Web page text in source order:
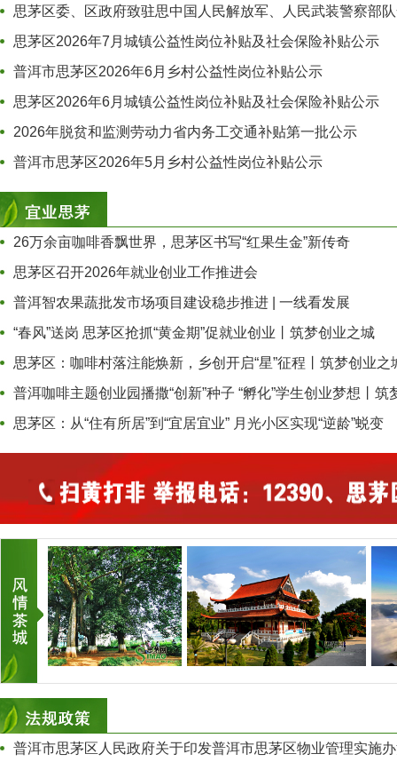
思茅区委、区政府致驻思中国人民解放军、人民武装警察部
思茅区2026年7月城镇公益性岗位补贴及社会保险补贴公示
普洱市思茅区2026年6月乡村公益性岗位补贴公示
思茅区2026年6月城镇公益性岗位补贴及社会保险补贴公示
2026年脱贫和监测劳动力省内务工交通补贴第一批公示
普洱市思茅区2026年5月乡村公益性岗位补贴公示
26万余亩咖啡香飘世界，思茅区书写“红果生金”新传奇
思茅区召开2026年就业创业工作推进会
普洱智农果蔬批发市场项目建设稳步推进 | 一线看发展
“春风”送岗 思茅区抢抓“黄金期”促就业创业丨筑梦创业之城
思茅区：咖啡村落注能焕新，乡创开启“星”征程丨筑梦创业之
普洱咖啡主题创业园播撒“创新”种子 “孵化”学生创业梦想丨筑
思茅区：从“住有所居”到“宜居宜业” 月光小区实现“逆龄”蜕变
普洱市思茅区人民政府关于印发普洱市思茅区物业管理实施